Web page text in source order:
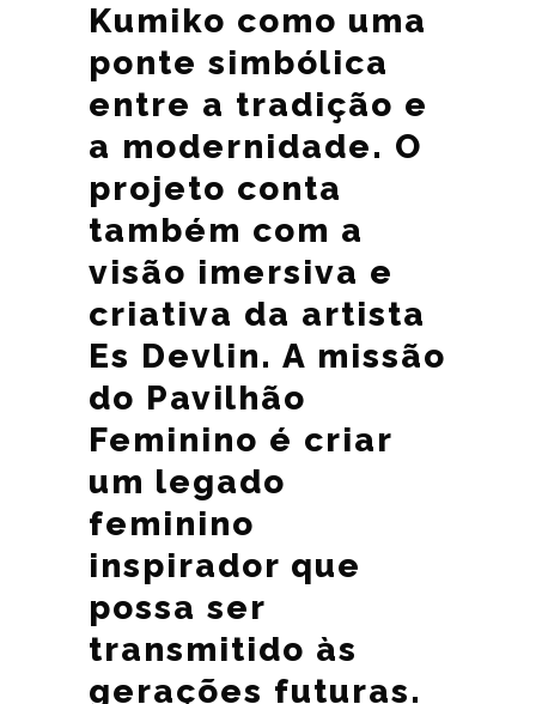
Kumiko como uma
ponte simbólica
entre a tradição e
a modernidade. O
projeto conta
também com a
visão imersiva e
criativa da artista
Es Devlin. A missão
do Pavilhão
Feminino é criar
um legado
feminino
inspirador que
possa ser
transmitido às
gerações futuras.